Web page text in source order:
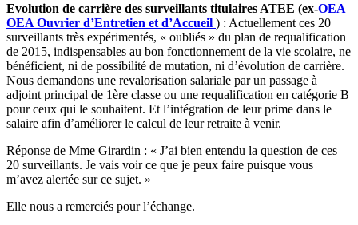
Evolution de carrière des surveillants titulaires ATEE (ex-OEA
OEA Ouvrier d’Entretien et d’Accueil ) : Actuellement ces 20
surveillants très expérimentés, « oubliés » du plan de requalification
de 2015, indispensables au bon fonctionnement de la vie scolaire, ne
bénéficient, ni de possibilité de mutation, ni d’évolution de carrière.
Nous demandons une revalorisation salariale par un passage à
adjoint principal de 1ère classe ou une requalification en catégorie B
pour ceux qui le souhaitent. Et l’intégration de leur prime dans le
salaire afin d’améliorer le calcul de leur retraite à venir.
Réponse de Mme Girardin : « J’ai bien entendu la question de ces
20 surveillants. Je vais voir ce que je peux faire puisque vous
m’avez alertée sur ce sujet. »
Elle nous a remerciés pour l’échange.